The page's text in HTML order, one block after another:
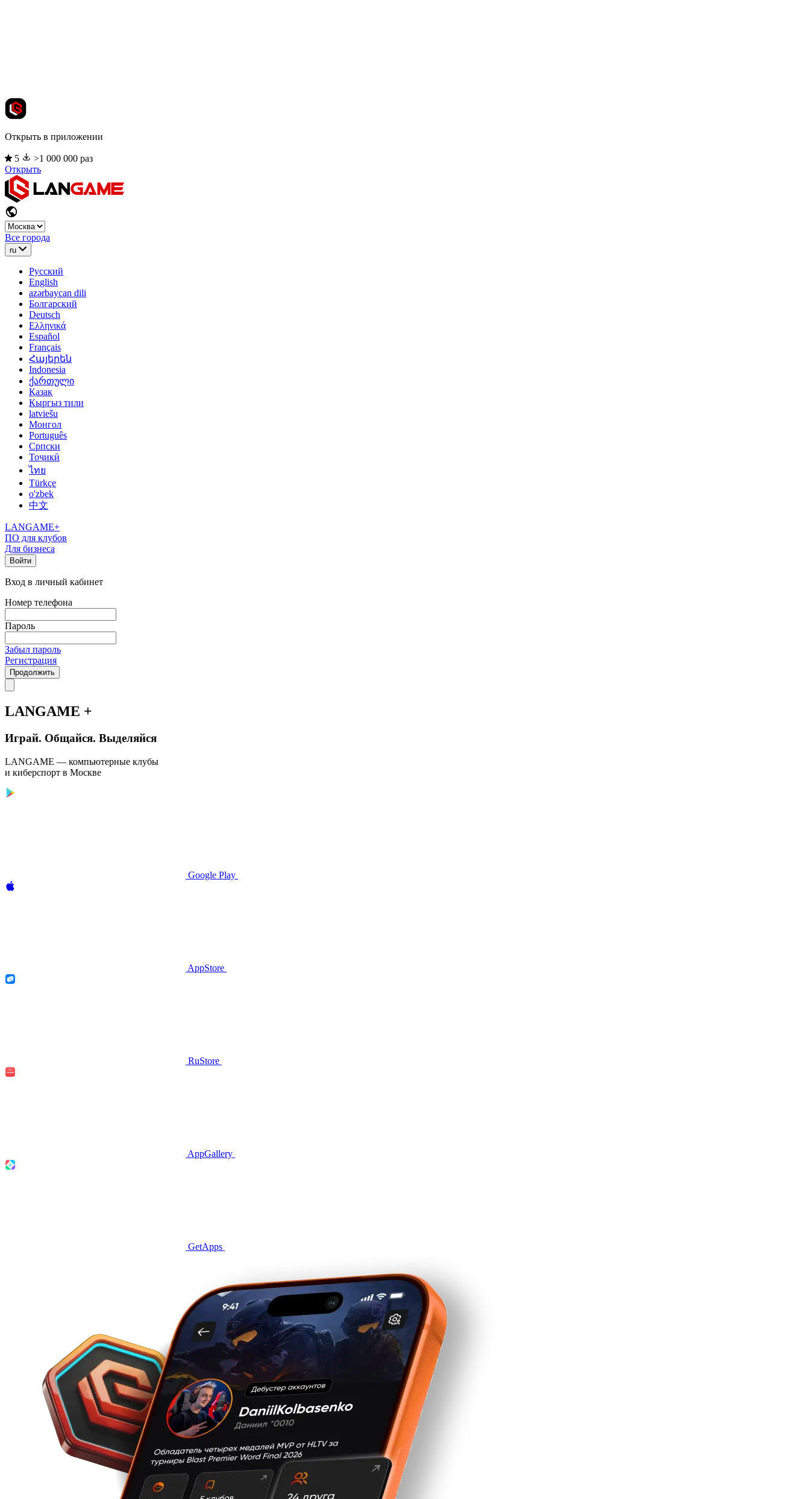
Открыть в приложении
5
>1 000 000 раз
Открыть
Все города
ru
Русский
English
azərbaycan dili
Болгарский
Deutsch
Ελληνικά
Español
Français
Հայերեն
Indonesia
ქართული
Қазақ
Кыргыз тили
latviešu
Монгол
Português
Српски
Тоҷикӣ
ไทย
Türkçe
o'zbek
中文
LANGAME+
ПО для клубов
Для бизнеса
Войти
Вход в личный кабинет
Номер телефона
Пароль
Забыл пароль
Регистрация
Продолжить
LANGAME +
Играй. Общайся. Выделяйся
LANGAME — компьютерные клубы
и киберспорт в Москве
Google Play
AppStore
RuStore
AppGallery
GetApps